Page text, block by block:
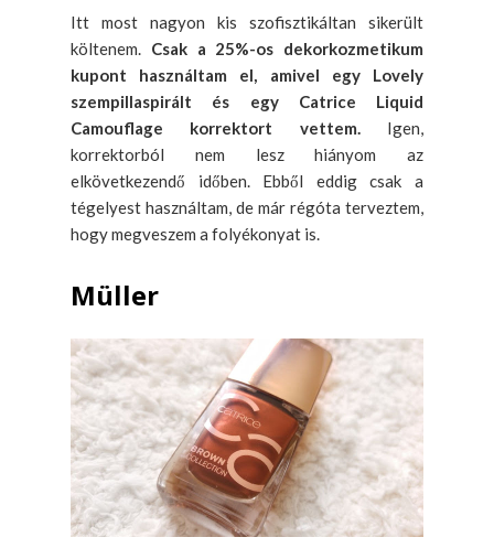
Itt most nagyon kis szofisztikáltan sikerült
költenem. Csak a 25%-os dekorkozmetikum
kupont használtam el, amivel egy Lovely
szempillaspirált és egy Catrice Liquid
Camouflage korrektort vettem.Igen,
korrektorból nem lesz hiányom az
elkövetkezendő időben. Ebből eddig csak a
tégelyest használtam, de már régóta terveztem,
hogy megveszem a folyékonyat is.
Müller